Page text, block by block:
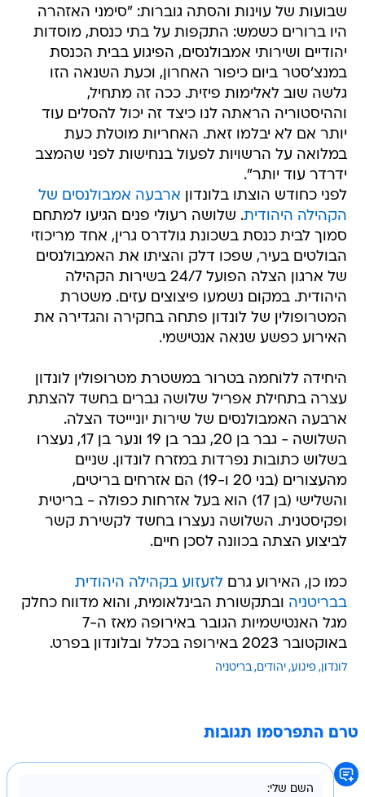
שבועות של עוינות והסתה גוברות: "סימני האזהרה
היו ברורים כשמש: התקפות על בתי כנסת, מוסדות
יהודיים ושירותי אמבולנסים, הפיגוע בבית הכנסת
במנצ'סטר ביום כיפור האחרון, וכעת השנאה הזו
גלשה שוב לאלימות פיזית. ככה זה מתחיל,
וההיסטוריה הראתה לנו כיצד זה יכול להסלים עוד
יותר אם לא יבלמו זאת. האחריות מוטלת כעת
במלואה על הרשויות לפעול בנחישות לפני שהמצב
ידרדר עוד יותר".
לפני כחודש הוצתו בלונדון ארבעה אמבולנסים של
הקהילה היהודית. שלושה רעולי פנים הגיעו למתחם
סמוך לבית כנסת בשכונת גולדרס גרין, אחד מריכוזי
הבולטים בעיר, שפכו דלק והציתו את האמבולנסים
של ארגון הצלה הפועל 24/7 בשירות הקהילה
היהודית. במקום נשמעו פיצוצים עזים. משטרת
המטרופולין של לונדון פתחה בחקירה והגדירה את
האירוע כפשע שנאה אנטישמי.
היחידה ללוחמה בטרור במשטרת מטרופולין לונדון
עצרה בתחילת אפריל שלושה גברים בחשד להצתת
ארבעה האמבולנסים של שירות יוניייטד הצלה.
השלושה - גבר בן 20, גבר בן 19 ונער בן 17, נעצרו
בשלוש כתובות נפרדות במזרח לונדון. שניים
מהעצורים (בני 20 ו-19) הם אזרחים בריטים,
והשלישי (בן 17) הוא בעל אזרחות כפולה - בריטית
ופקיסטנית. השלושה נעצרו בחשד לקשירת קשר
לביצוע הצתה בכוונה לסכן חיים.
כמו כן, האירוע גרםלזעזוע בקהילה היהודית
בבריטניה ובתקשורת הבינלאומית, והוא מדווח כחלק
מגל האנטישמיות הגובר באירופה מאז ה-7
באוקטובר 2023 באירופה בכלל ובלונדון בפרט.
לונדון פיגוע יהודים בריטניה
טרם התפרסמו תגובות